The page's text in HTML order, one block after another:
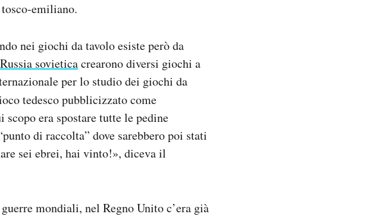
emiliano.
nei giochi da tavolo esiste però da
Russia sovieticacrearono diversi giochi a
per lo studio dei giochi da
tedesco pubblicizzato come
era spostare tutte le pedine
di raccolta” dove sarebbero poi stati
sei ebrei, hai vinto!», diceva il
mondiali, nel Regno Unito c’era già